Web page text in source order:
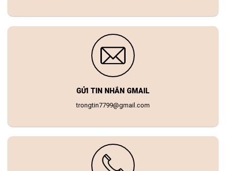
GỬI TIN NHẮN GMAIL
trongtin7799@gmail.com